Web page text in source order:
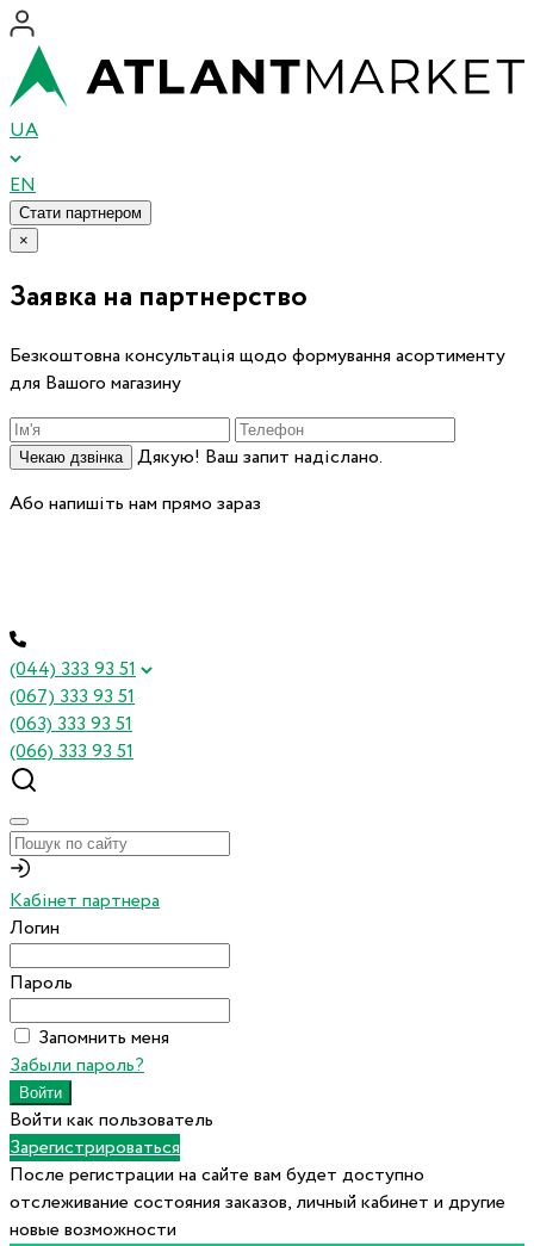
UA
EN
Стати партнером
×
Заявка на партнерство
Безкоштовна консультація щодо формування асортименту
для Вашого магазину
Чекаю дзвінка
Дякую! Ваш запит надіслано.
Або напишіть нам прямо зараз
(044) 333 93 51
(067) 333 93 51
(063) 333 93 51
(066) 333 93 51
Кабінет партнера
Логин
Пароль
Запомнить меня
Забыли пароль?
Войти как пользователь
Зарегистрироваться
После регистрации на сайте вам будет доступно
отслеживание состояния заказов, личный кабинет и другие
новые возможности